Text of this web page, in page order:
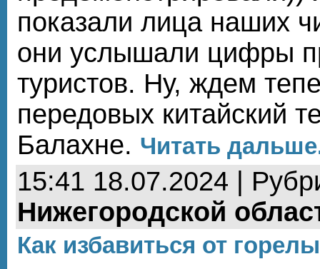
показали лица наших
они услышали цифры
туристов. Ну, ждем
передовых китайский
Балахне. Читать
15:41 18.07.2024 |
Нижегородской
Как избавиться от